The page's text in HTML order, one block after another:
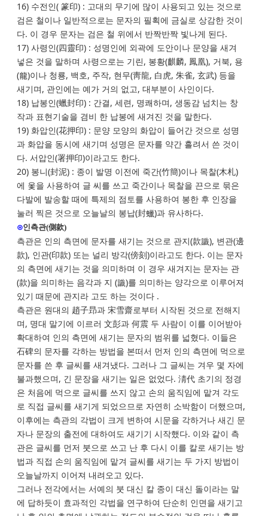
16) 수전인( 篆印) : 고대의 무기에 많이 사용되고 있는 것으로
검은 철이나 일반적으로는 문자의 필획에 금실로 상감한 것이
다. 이 경우 문자는 검은 철 위에서 반짝반짝 빛나게 된다.
17) 사령인(四靈印) : 성명인에 외곽에 도안이나 문양을 새겨
넣은 것을 말하며 사령으로는 기린, 봉황(麒麟, 鳳凰), 거북, 용
(龍)이나 청룡, 백호, 주작, 현무(靑龍, 白虎, 朱雀, 玄武) 등을
새기며, 관인에는 예가 거의 없고, 대부분이 사인이다.
18) 납봉인(蠟封印) : 간결, 세련, 명쾌하며, 생동감 넘치는 창
작과 표현기술을 겸비 한 납봉에 새겨진 것을 말한다.
19) 화압인(花押印) : 문양 모양의 화압이 들어간 것으로 성명
과 화압을 동시에 새기며 성명은 문자를 약간 흘려서 쓴 것이
다. 서압인(署押印)이라고도 한다.
20) 봉니(封泥) : 종이 발명 이전에 죽간(竹簡)이나 목찰(木札)
에 옻을 사용하여 글 씨를 쓰고 죽간이나 목찰을 끈으로 묶은
다발에 발송할 때에 특제의 점토를 사용하여 봉한 후 인장을
눌러 찍은 것으로 오늘날의 봉납(封蠟)과 유사하다.
⊙인측관(側款)
측관은 인의 측면에 문자를 새기는 것으로 관지(款識), 변관(邊
款), 인관(印款) 또는 널리 방각(傍刻)이라고도 한다. 이는 문자
의 측면에 새기는 것을 의미하며 이 경우 새겨지는 문자는 관
(款)을 의미하는 음각과 지 (識)를 의미하는 양각으로 이루어져
있기 때문에 관지라 고도 하는 것이다 .
측관은 원대의 趙子昻과 宋雪齋로부터 시작된 것으로 전해지
며, 명대 말기에 이르러 文彭과 何震 두 사람이 이를 이어받아
확대하여 인의 측면에 새기는 문자의 범위를 넓혔다. 이들은
石碑의 문자를 각하는 방법을 본떠서 먼저 인의 측면에 먹으로
문자를 쓴 후 글씨를 새겨냈다. 그러나 그 글씨는 겨우 몇 자에
불과했으며, 긴 문장을 새기는 일은 없었다. 淸代 초기의 정경
은 처음에 먹으로 글씨를 쓰지 않고 손의 움직임에 맡겨 각도
로 직접 글씨를 새기게 되었으므로 자연히 소박함이 더했으며,
이후에는 측관의 각법이 크게 변하여 시문을 각하거나 새긴 문
자나 문장의 출전에 대하여도 새기기 시작했다. 이와 같이 측
관은 글씨를 먼저 붓으로 쓰고 난 후 다시 이를 칼로 새기는 방
법과 직접 손의 움직임에 맡겨 글씨를 새기는 두 가지 방법이
오늘날까지 이어져 내려오고 있다.
그러나 전각에서는 서예의 붓 대신 칼 종이 대신 돌이라는 말
에 답하듯이 효과적인 각법을 연구하여 단순히 인면을 새기고